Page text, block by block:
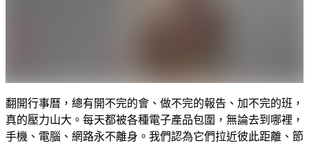
翻開行事曆，總有開不完的會、做不完的報告、加不完的班，
真的壓力山大。每天都被各種電子產品包圍，無論去到哪裡，
手機、電腦、網路永不離身。我們認為它們拉近彼此距離、節